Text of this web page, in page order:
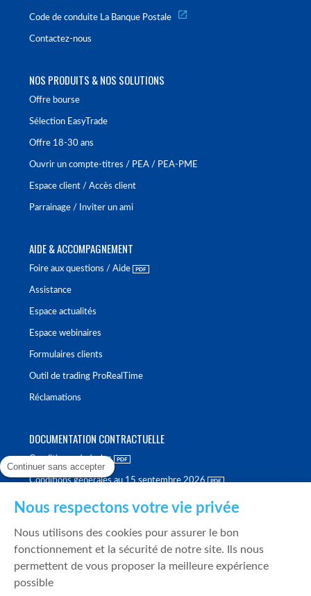
Code de conduite La Banque Postale
Contactez-nous
NOS PRODUITS & NOS SOLUTIONS
Offre bourse
Sélection EasyTrade
Offre 18-30 ans
Ouvrir un compte-titres / PEA / PEA-PME
Espace client / Accès client
Parrainage / Inviter un ami
AIDE & ACCOMPAGNEMENT
Foire aux questions / Aide
Assistance
Espace actualités
Espace webinaires
Formulaires clients
Outil de trading ProRealTime
Réclamations
DOCUMENTATION CONTRACTUELLE
Conditions générales
Conditions générales au 15 septembre 2026
Politique de meilleure sélection
Politique de durabilité
Fonds de garantie des dépôts et de résolution
Continuer sans accepter
Nous respectons votre vie privée
Nous utilisons des cookies pour assurer le bon
fonctionnement et la sécurité de notre site. Ils nous
permettent de vous proposer la meilleure expérience
possible